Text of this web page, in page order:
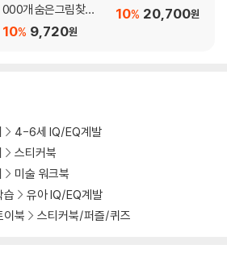
000개 숨은그림찾기 :
곤충 9,720원
10%
20,700원
10%
4-6세 IQ/EQ계발
스티커북
미술 워크북
습
유아 IQ/EQ계발
이북 스티커북/퍼즐/퀴즈